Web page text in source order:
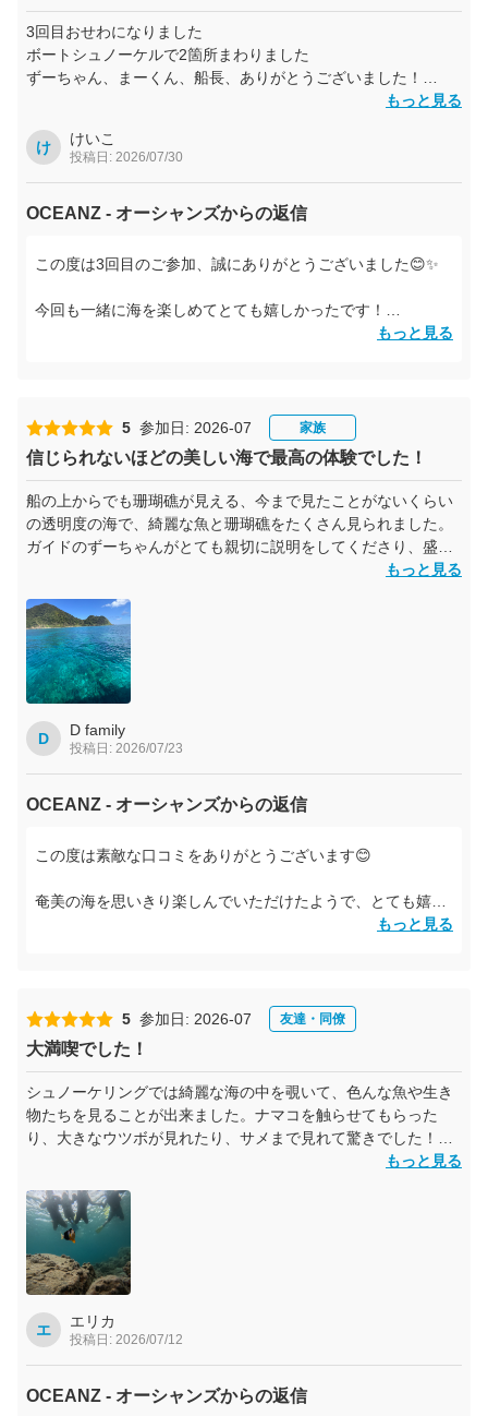
3回目おせわになりました
ボートシュノーケルで2箇所まわりました
ずーちゃん、まーくん、船長、ありがとうございました！
1人できましたがぜんぜん寂しくなかったです
もっと見る
け けいこ
投稿日: 2026/07/30
OCEANZ - オーシャンズからの返信
この度は3回目のご参加、誠にありがとうございました😊✨
今回も一緒に海を楽しめてとても嬉しかったです！
手をつないでみんなで輪になって撮った動画、気にいっても
⭐️明日パラグライダーできますように🪽🌈**
またお会いできる日を楽しみにしています😊
もっと見る
5 参加日: 2026-07 家族
信じられないほどの美しい海で最高の体験でした！
船の上からでも珊瑚礁が見える、今まで見たことがないくらい
の透明度の海で、綺麗な魚と珊瑚礁をたくさん見られました。
ガイドのずーちゃんがとても親切に説明をしてくださり、盛り
上げてくださって、写真やビデオを撮ってくださったのを見返
した。
また次回伺ったらリピートします！
もっと見る
D D family
投稿日: 2026/07/23
OCEANZ - オーシャンズからの返信
この度は素敵な口コミをありがとうございます😊
奄美の海を思いきり楽しんでいただけたようで、とても嬉し
皆さん本当に仲が良く、お子さんたちもとても素直で、私も
一緒になって楽しませてもらいました😊撮影した写真や動画
も、ぜひ何度でも見返して奄美を思い出してくださいね📸
またボートからの飛び込みチャレンジしましょう😆✨
そしてSUPにも一緒に挑戦しましょうね！
ご参加いただき、本当にありがとうございました！
ずーちゃん🐬
もっと見る
5 参加日: 2026-07 友達・同僚
大満喫でした！
シュノーケリングでは綺麗な海の中を覗いて、色んな魚や生き
物たちを見ることが出来ました。ナマコを触らせてもらった
り、大きなウツボが見れたり、サメまで見れて驚きでした！ク
ラゲも可愛かったです。前日が台風だったこともあり、ウミガ
見れなくなってしまったのですが、代わりに行った海でもこん
なにたくさんの生き物が見れるなんて、驚き&大満足でした！
初めて参加した友人もいましたが、インストラクターのお姉さ
ん達がすごく明るくて楽しい雰囲気で、みんなで一緒に楽しく
泳ぐことが出来ました。船長も色々な奄美大島の話をしてくれ
て、船に乗っている間もすごく楽しかったです！
サップ体験も、全員初めての参加でしたが、乗り方や漕ぎ方を
丁寧に説明してもらえて、実際に乗る時も1人ずつ見てもらえた
のですごく安心でした。水平線を眺めながら呑気に漕いでゆっ
もっと見る
エ エリカ
投稿日: 2026/07/12
OCEANZ - オーシャンズからの返信